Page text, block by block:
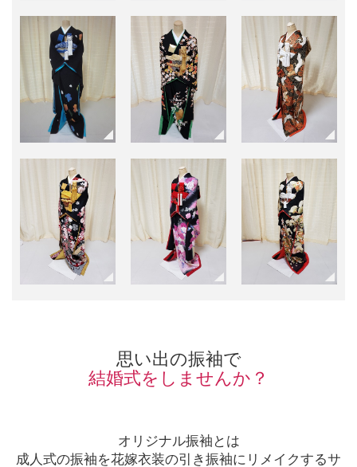
思い出の振袖で
結婚式をしませんか？
オリジナル振袖とは
成人式の振袖を花嫁衣装の引き振袖にリメイクするサ